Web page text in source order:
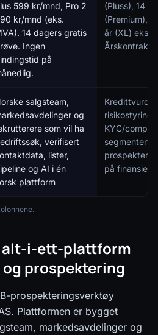
599 kr/mnd, Pro 2
kr/mnd (eks.
14 dagers gratis
Ingen
på
(Pluss), 14
(Premium),
år (XL) eks.
Årskontrakt.
salgsteam,
og
som vil ha
verifisert
lister,
og AI i én
plattform
risikostyring,
KYC/
segmentert
på
alt-i-ett-plattform
prospektering
prospekteringsverktøy
Plattformen er bygget
markedsavdelinger og